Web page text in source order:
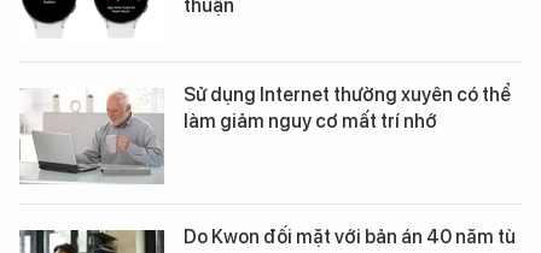
thuận
Sử dụng Internet thường xuyên có thể
làm giảm nguy cơ mất trí nhớ
Do Kwon đối mặt với bản án 40 năm tù